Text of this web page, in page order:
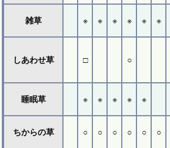
雑草 ※ ※ ※ ※ ※ ※
しあわせ草 □ ○
睡眠草 ※ ※ ※ ※ ※
ちからの草 ○ ○ ○ ○ ○ ○